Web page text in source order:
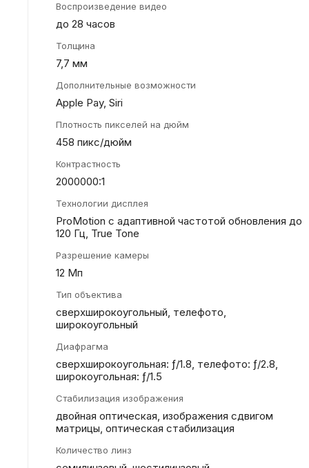
Воспроизведение видео
до 28 часов
Толщина
7,7 мм
Дополнительные возможности
Apple Pay, Siri
Плотность пикселей на дюйм
458 пикс/дюйм
Контрастность
2000000:1
Технологии дисплея
ProMotion с адаптивной частотой обновления до
120 Гц, True Tone
Разрешение камеры
12 Мп
Тип объектива
сверхширокоугольный, телефото,
широкоугольный
Диафрагма
сверхшироко­угольная: ƒ/1.8, телефото: ƒ/2.8,
широкоугольная: ƒ/1.5
Стабилизация изображения
двойная оптическая, изображения сдвигом
матрицы, оптическая стабилизация
Количество линз